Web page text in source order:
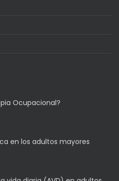
Ocupacional?
en los adultos mayores